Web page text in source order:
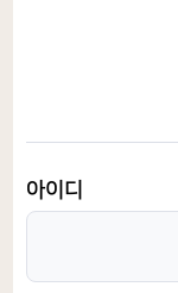
아이디